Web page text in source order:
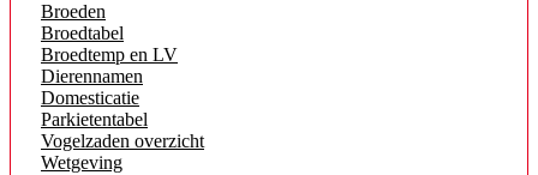
Broeden
Broedtabel
Broedtemp en LV
Dierennamen
Domesticatie
Parkietentabel
Vogelzaden overzicht
Wetgeving